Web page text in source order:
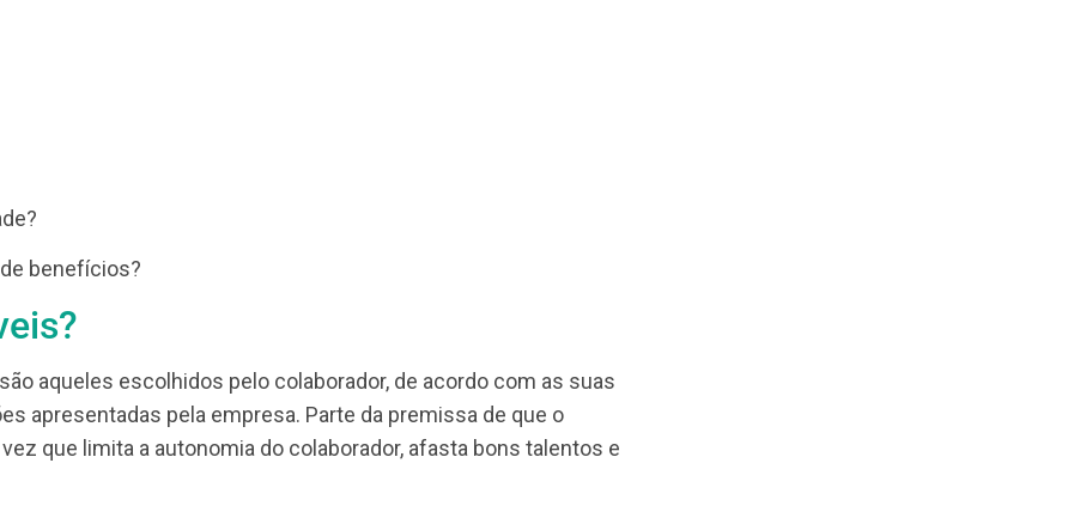
óbvias, até pouco tempo atrás, o RH ainda não trabalhava
E aí é que entra em cena o tema protagonista deste artigo, até
estamos falando de benefícios flexíveis.
de benefícios?